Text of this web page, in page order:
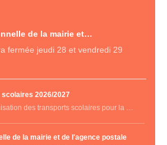
de la mairie et…
fermée jeudi 28 et vendredi 29
2026/2027
des transports scolaires pour la …
de la mairie et de l'agence postale